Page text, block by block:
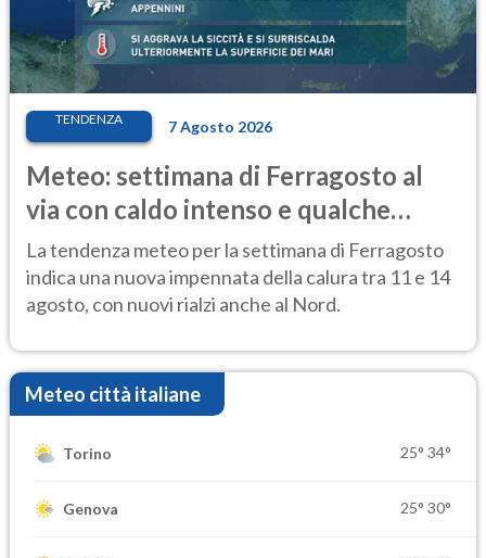
TENDENZA 7 Agosto 2026
Meteo: settimana di Ferragosto al
via con caldo intenso e qualche
temporale
La tendenza meteo per la settimana di Ferragosto
indica una nuova impennata della calura tra 11 e 14
agosto, con nuovi rialzi anche al Nord.
Meteo città italiane
Torino 25° 34°
Genova 25° 30°